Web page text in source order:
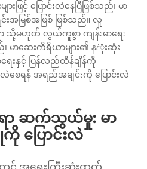
းဖြင့် ပြောင်းလဲနေပြီဖြစ်သည်၊ မာ
းအမြစ်အဖြစ် ဖြစ်သည်။ လူ
ာ သို့မဟုတ် လွယ်ကူစွာ ကျန်းမာရေး
ဆေးကိရိယာများ၏ နέုံးဆုံး
ာရေးနှင့် ပြန်လည်ထိန်ချိန်ကို
စေရန် အရည်အချင်းကို ပြောင်းလဲ
ာ ဆက်သွယ်မှု: မာ
ပြောင်းလဲ
င် အရေးကြီးဆုံးထုတ်